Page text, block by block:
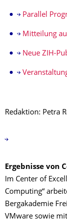
Parallel
Mitteilung
Neue ZIH-
Redaktion: Petra
Ergebnisse von
Im Center of
Computing“
Bergakademie
VMware sowie